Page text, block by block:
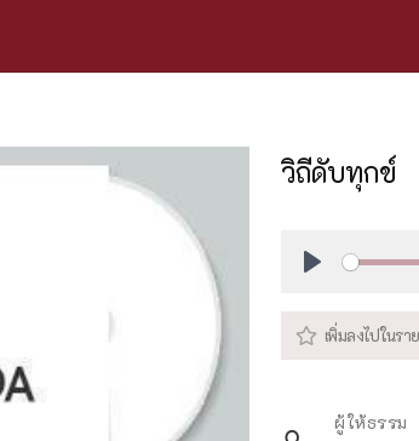
วิถีดับทุกข์
ผู้ให้ธรรม